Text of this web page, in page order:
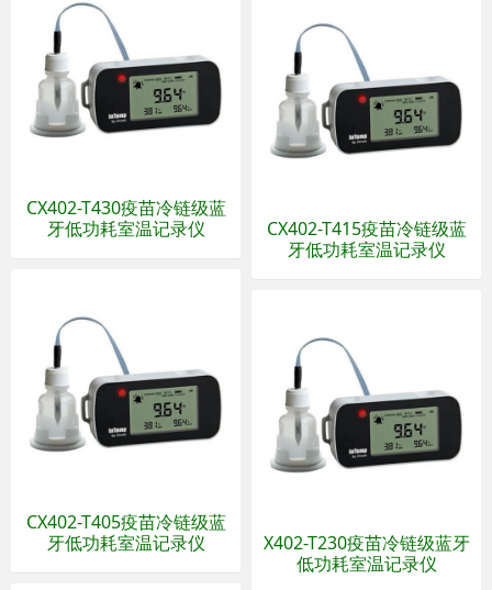
CX402-T430疫苗冷链级蓝
牙低功耗室温记录仪
CX402-T415疫苗冷链级蓝
牙低功耗室温记录仪
CX402-T405疫苗冷链级蓝
牙低功耗室温记录仪
X402-T230疫苗冷链级蓝牙
低功耗室温记录仪